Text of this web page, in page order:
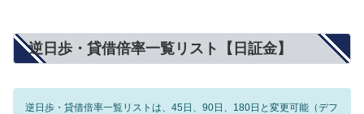
逆日歩・貸借倍率一覧リスト【日証金】
逆日歩・貸借倍率一覧リストは、45日、90日、180日と変更可能（デフ